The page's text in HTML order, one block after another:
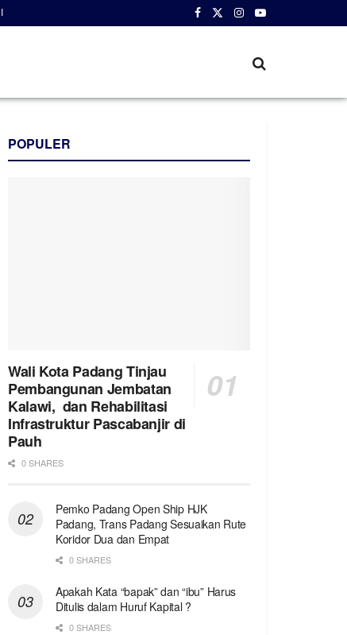
POPULER
Wali Kota Padang Tinjau
Pembangunan Jembatan
Kalawi, dan Rehabilitasi
Infrastruktur Pascabanjir di
Pauh
0 SHARES
Pemko Padang Open Ship HJK
Padang, Trans Padang Sesuaikan Rute
Koridor Dua dan Empat
0 SHARES
Apakah Kata “bapak” dan “ibu” Harus
Ditulis dalam Huruf Kapital ?
0 SHARES